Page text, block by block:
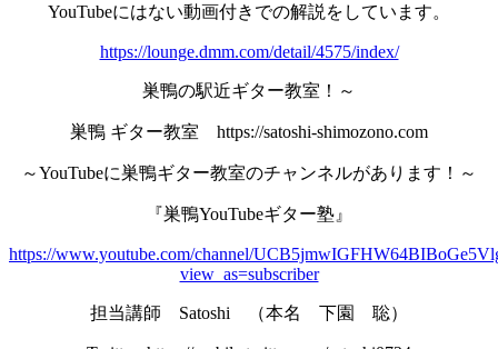
YouTubeにはない動画付きでの解説をしています。
https://lounge.dmm.com/detail/4575/index/
巣鴨の駅近ギター教室！～
巣鴨 ギター教室 https://satoshi-shimozono.com
～YouTubeに巣鴨ギター教室のチャンネルがあります！～
『巣鴨YouTubeギター塾』
https://www.youtube.com/channel/
view_as=subscriber
担当講師 Satoshi （本名 下園 聡）